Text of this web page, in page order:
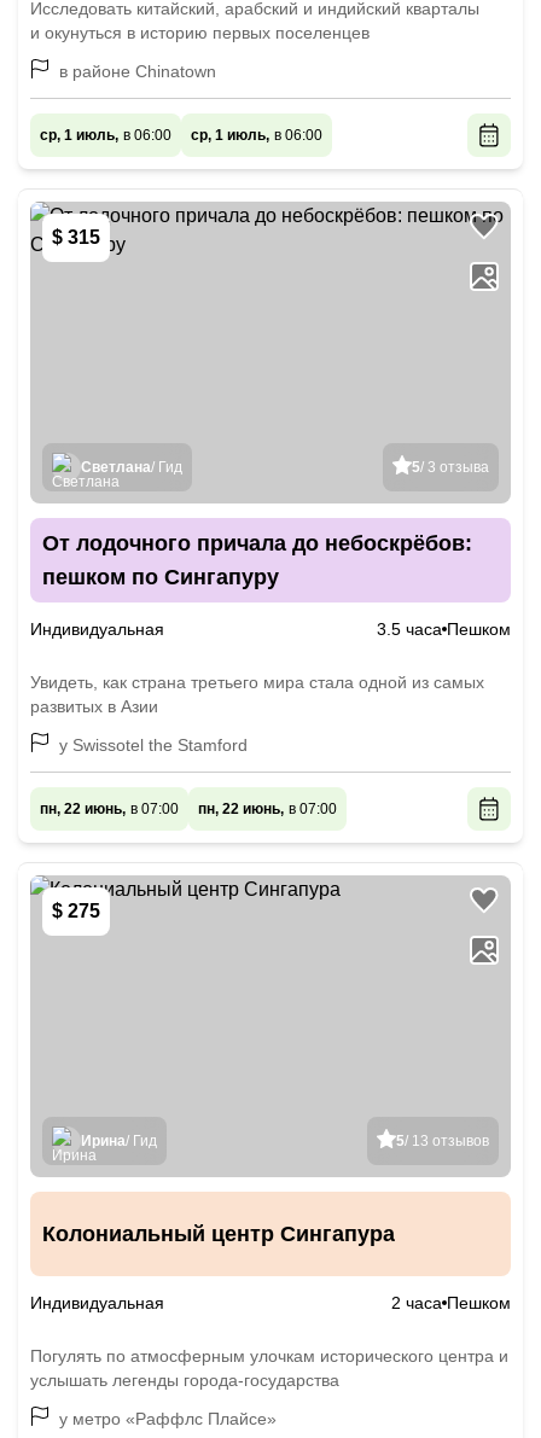
Исследовать китайский, арабский и индийский кварталы
и окунуться в историю первых поселенцев
в районе Chinatown
ср, 1 июль, в 06:00 ср, 1 июль, в 06:00
$ 315
5/ 3 отзыва
Светлана/ Гид
От лодочного причала до небоскрёбов:
пешком по Сингапуру
Индивидуальная 3.5 часа Пешком
Увидеть, как страна третьего мира стала одной из самых
развитых в Азии
у Swissotel the Stamford
пн, 22 июнь, в 07:00 пн, 22 июнь, в 07:00
$ 275
5/ 13 отзывов
Ирина/ Гид
Колониальный центр Сингапура
Индивидуальная 2 часа Пешком
Погулять по атмосферным улочкам исторического центра и
услышать легенды города-государства
у метро «Раффлс Плайсе»